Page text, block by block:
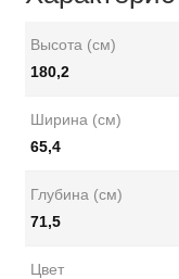
Высота (см)
180,2
Ширина (см)
65,4
Глубина (см)
71,5
Цвет